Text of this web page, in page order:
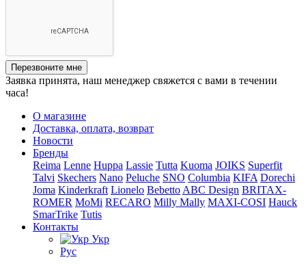
Перезвоните мне
Заявка принята, наш менеджер свяжется с вами в течении
часа!
О магазине
Доставка, оплата, возврат
Новости
Бренды
Reima Lenne Huppa Lassie Tutta Kuoma JOIKS Superfit
Talvi Skechers Nano Peluche SNO Columbia KIFA Dorechi
Joma Kinderkraft Lionelo Bebetto ABC Design BRITAX-
ROMER MoMi RECARO Milly Mally MAXI-COSI Hauck
SmarTrike Tutis
Контакты
Укр
Рус